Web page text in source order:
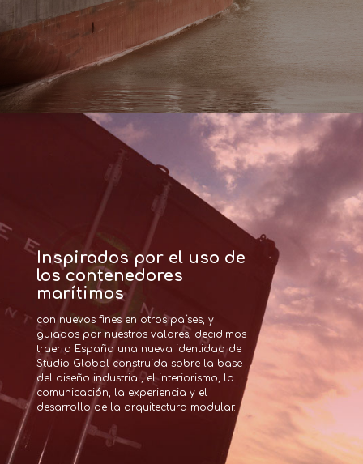
Inspirados por el uso de
los contenedores
marítimos
con nuevos fines en otros países, y
guiados por nuestros valores, decidimos
traer a España una nueva identidad de
Studio Global construida sobre la base
del diseño industrial, el interiorismo, la
comunicación, la experiencia y el
desarrollo de la arquitectura modular.